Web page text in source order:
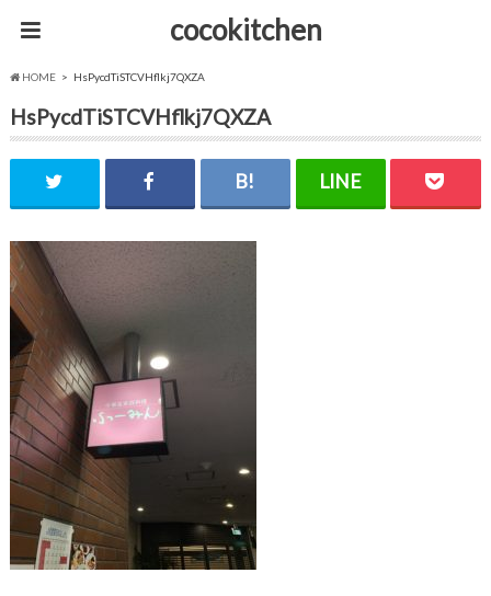
cocokitchen
HOME HsPycdTiSTCVHflkj7QXZA
HsPycdTiSTCVHflkj7QXZA